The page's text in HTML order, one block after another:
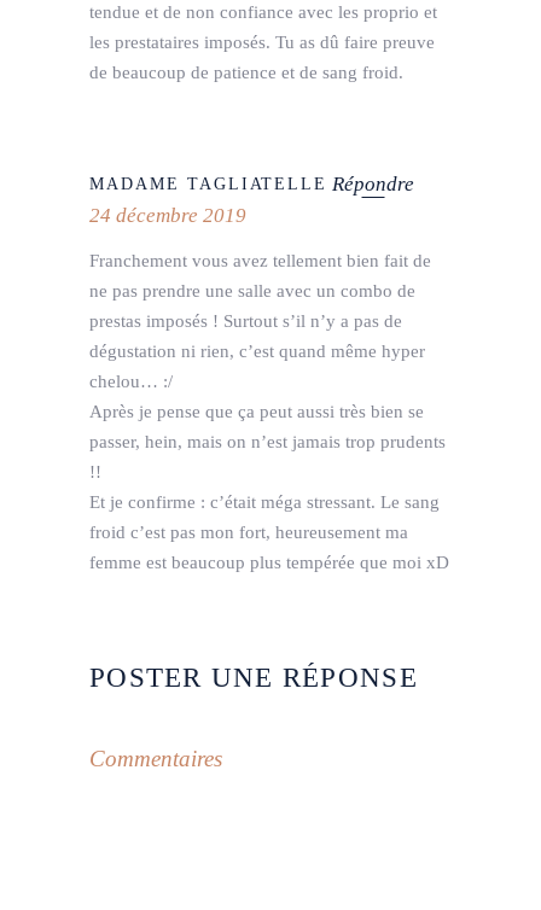
tendue et de non confiance avec les proprio et
les prestataires imposés. Tu as dû faire preuve
de beaucoup de patience et de sang froid.
MADAME TAGLIATELLE Répondre
24 décembre 2019
Franchement vous avez tellement bien fait de
ne pas prendre une salle avec un combo de
prestas imposés ! Surtout s’il n’y a pas de
dégustation ni rien, c’est quand même hyper
chelou… :/
Après je pense que ça peut aussi très bien se
passer, hein, mais on n’est jamais trop prudents
!!
Et je confirme : c’était méga stressant. Le sang
froid c’est pas mon fort, heureusement ma
femme est beaucoup plus tempérée que moi xD
POSTER UNE RÉPONSE